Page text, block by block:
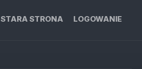
STARA STRONA LOGOWANIE